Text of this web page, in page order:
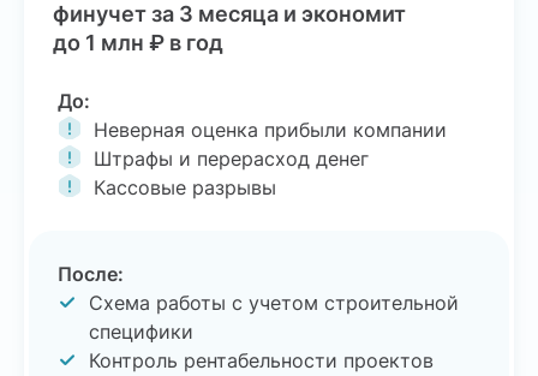
финучет за 3 месяца и экономит
до 1 млн ₽ в год
До:
Неверная оценка прибыли компании
Штрафы и перерасход денег
Кассовые разрывы
После:
Схема работы с учетом строительной
специфики
Контроль рентабельности проектов